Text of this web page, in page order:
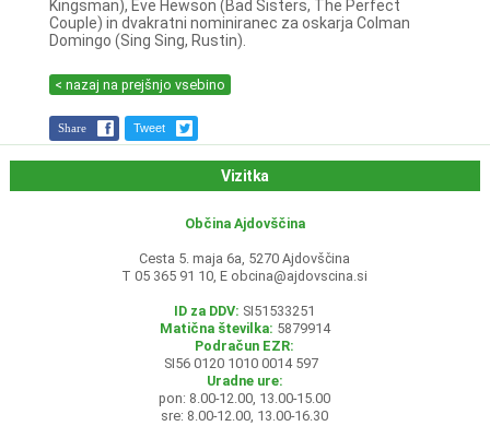
Kingsman), Eve Hewson (Bad Sisters, The Perfect
Couple) in dvakratni nominiranec za oskarja Colman
Domingo (Sing Sing, Rustin).
< nazaj na prejšnjo vsebino
Share Tweet
Vizitka
Občina Ajdovščina
Cesta 5. maja 6a, 5270 Ajdovščina
T 05 365 91 10, E obcina@ajdovscina.si
ID za DDV: SI51533251
Matična številka: 5879914
Podračun EZR:
SI56 0120 1010 0014 597
Uradne ure:
pon: 8.00-12.00, 13.00-15.00
sre: 8.00-12.00, 13.00-16.30